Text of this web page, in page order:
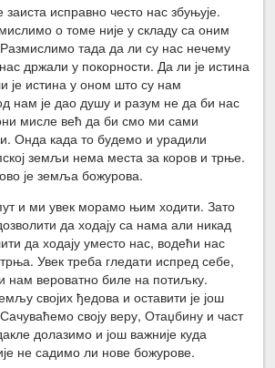
заиста исправно често нас збуњује.
о томе није у складу са оним
тада да ли су нас нечему
држали у покорности. Да ли је истина
је истина у оном што су нам
нам је дао душу и разум не да би нас
мисле већ да би смо ми сами
Онда када то будемо и урадили
земљи нема места за коров и трње.
је земља божурова.
и ми увек морамо њим ходити. Зато
да ходају са нама али никад
да ходају уместо нас, водећи нас
Увек треба гледати испред себе,
нам вероватно биле на потиљку.
својих ђедова и оставити је још
своју веру, Отаџбину и част
долазимо и још важније куда
не садимо ли нове божурове.